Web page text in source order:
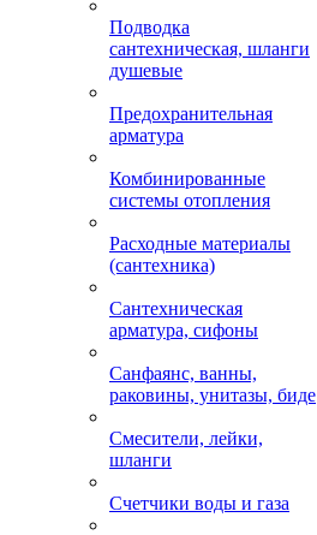
Подводка
сантехническая, шланги
душевые
Предохранительная
арматура
Комбинированные
системы отопления
Расходные материалы
(сантехника)
Сантехническая
арматура, сифоны
Санфаянс, ванны,
раковины, унитазы, биде
Смесители, лейки,
шланги
Счетчики воды и газа